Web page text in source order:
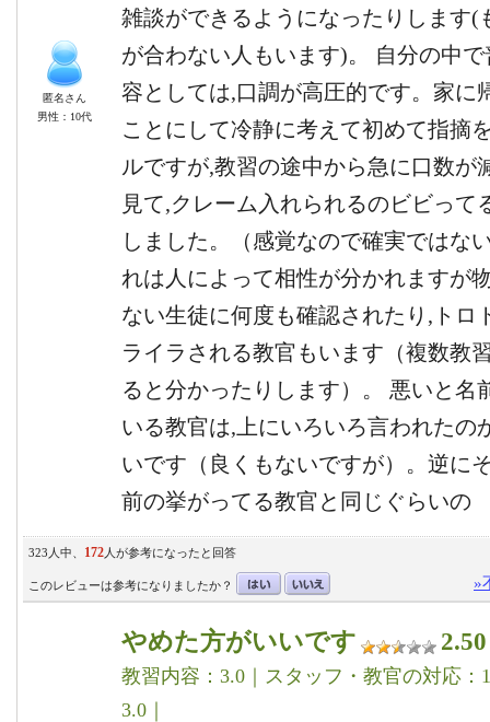
匿名さん
男性：10代
雑談ができるようになったりします(
が合わない人もいます)。 自分の中
容としては,口調が高圧的です。家に
ことにして冷静に考えて初めて指摘
ルですが,教習の途中から急に口数が
見て,クレーム入れられるのビビって
しました。（感覚なので確実では
れは人によって相性が分かれますが
ない生徒に何度も確認されたり,トロ
ライラされる教官もいます（複数教
ると分かったりします）。 悪いと名
いる教官は,上にいろいろ言われたの
いです（良くもないですが）。逆に
前の挙がってる教官と同じぐらいの
323人中、 172 人が参考になったと回答
このレビューは参考になりましたか？ »
やめた方がいいです 2.50
教習内容：3.0｜スタッフ・教官の対応：
3.0｜